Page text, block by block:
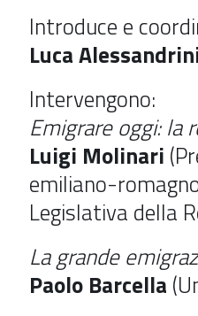
Introduce e
Luca
Intervengono:
Emigrare oggi: la
Luigi Molinari
emiliano-
Legislativa della
La grande
Paolo Barcella